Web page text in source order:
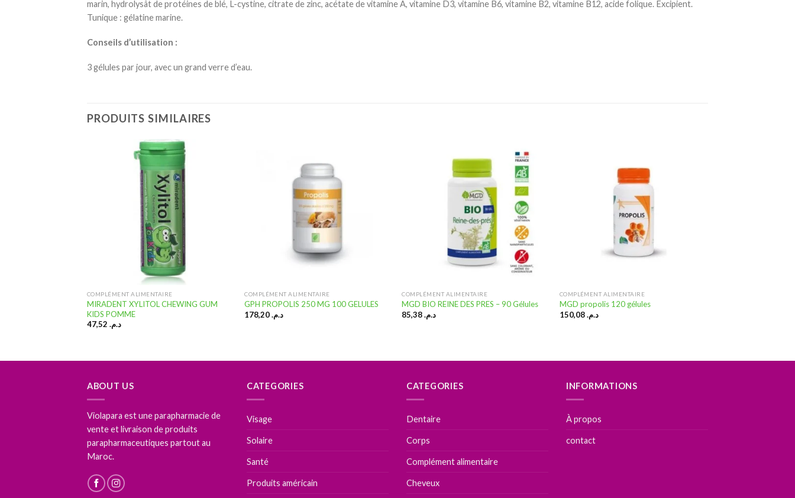
marin, hydrolysât de protéines de blé, L-cystine, citrate de zinc, acétate de vitamine A, vitamine D3, vitamine B6, vitamine B2, vitamine B12, acide folique. Excipient.
Tunique : gélatine marine.
Conseils d’utilisation :
3 gélules par jour, avec un grand verre d’eau.
PRODUITS SIMILAIRES
COMPLÉMENT ALIMENTAIRE
MIRADENT XYLITOL CHEWING GUM
KIDS POMME
د.م.
COMPLÉMENT ALIMENTAIRE
GPH PROPOLIS 250 MG 100 GELULES
د.م.178,20
Ajouter
à la
liste
d’envies
COMPLÉMENT ALIMENTAIRE
MGD BIO REINE DES PRES – 90 Gélules
د.م.85,38
COMPLÉMENT ALIMENTAIRE
MGD propolis 120 gélules
د.م.150,08
ABOUT US
Violapara est une parapharmacie de
vente et livraison de produits
parapharmaceutiques partout au
Maroc.
CATEGORIES
Visage
Solaire
Santé
Produits américain
CATEGORIES
Dentaire
Corps
Complément alimentaire
Cheveux
INFORMATIONS
À propos
contact